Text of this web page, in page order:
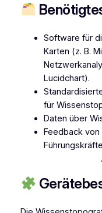
Software für
Karten (z. B.
Lucidchart).
für
Daten über
Feedback